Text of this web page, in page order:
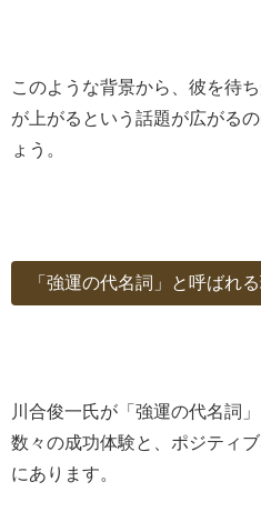
このような背景から、彼を待
が上がるという話題が広がる
ょう。
「強運の代名詞」と呼ばれ
川合俊一氏が「強運の代名詞
数々の成功体験と、ポジティ
にあります。